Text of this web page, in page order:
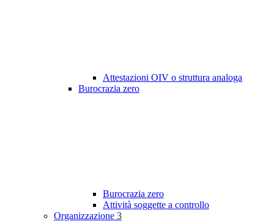
Attestazioni OIV o struttura analoga
Burocrazia zero
Burocrazia zero
Attività soggette a controllo
Organizzazione 3